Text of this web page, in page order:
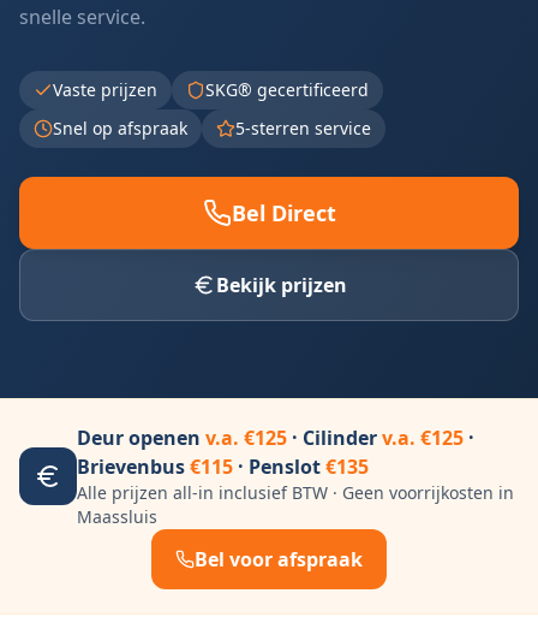
snelle service.
Vaste prijzen
SKG® gecertificeerd
Snel op afspraak
5-sterren service
Bel Direct
Bekijk prijzen
Deur openen v.a. €125 · Cilinderv.a. €125 ·
Brievenbus€115 · Penslot€135
Alle prijzen all-in inclusief BTW · Geen voorrijkosten in
Maassluis
Bel voor afspraak